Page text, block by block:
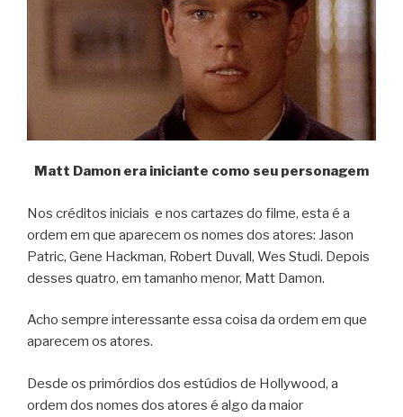
Matt Damon era iniciante como seu personagem
Nos créditos iniciais e nos cartazes do filme, esta é a
ordem em que aparecem os nomes dos atores: Jason
Patric, Gene Hackman, Robert Duvall, Wes Studi. Depois
desses quatro, em tamanho menor, Matt Damon.
Acho sempre interessante essa coisa da ordem em que
aparecem os atores.
Desde os primórdios dos estúdios de Hollywood, a
ordem dos nomes dos atores é algo da maior